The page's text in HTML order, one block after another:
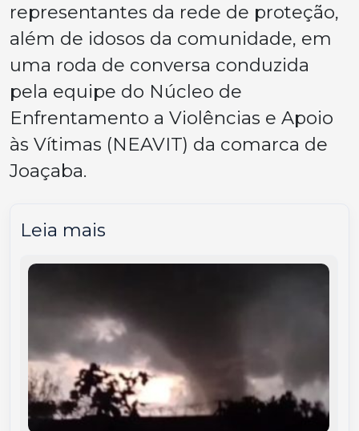
representantes da rede de proteção,
além de idosos da comunidade, em
uma roda de conversa conduzida
pela equipe do Núcleo de
Enfrentamento a Violências e Apoio
às Vítimas (NEAVIT) da comarca de
Joaçaba.
Leia mais